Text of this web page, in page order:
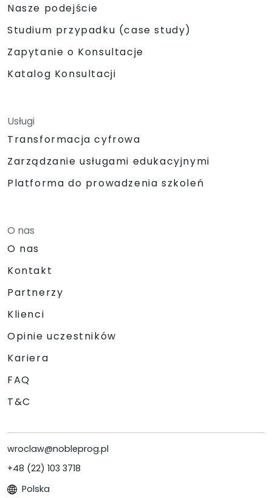
Nasze podejście
Studium przypadku (case study)
Zapytanie o Konsultacje
Katalog Konsultacji
Usługi
Transformacja cyfrowa
Zarządzanie usługami edukacyjnymi
Platforma do prowadzenia szkoleń
O nas
O nas
Kontakt
Partnerzy
Klienci
Opinie uczestników
Kariera
FAQ
T&C
wroclaw@nobleprog.pl
+48 (22) 103 3718
Polska